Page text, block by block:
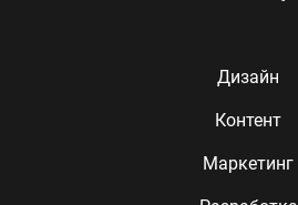
Дизайн
Контент
Маркетинг